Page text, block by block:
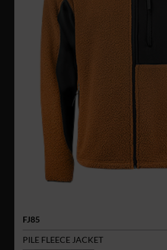
FJ85
PILE FLEECE JACKET